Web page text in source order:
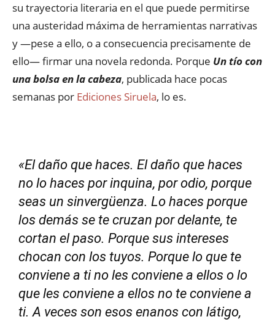
su trayectoria literaria en el que puede permitirse
una austeridad máxima de herramientas narrativas
y —pese a ello, o a consecuencia precisamente de
ello— firmar una novela redonda. Porque Un tío con
una bolsa en la cabeza, publicada hace pocas
semanas por Ediciones Siruela, lo es.
«El daño que haces. El daño que haces
no lo haces por inquina, por odio, porque
seas un sinvergüenza. Lo haces porque
los demás se te cruzan por delante, te
cortan el paso. Porque sus intereses
chocan con los tuyos. Porque lo que te
conviene a ti no les conviene a ellos o lo
que les conviene a ellos no te conviene a
ti. A veces son esos enanos con látigo,